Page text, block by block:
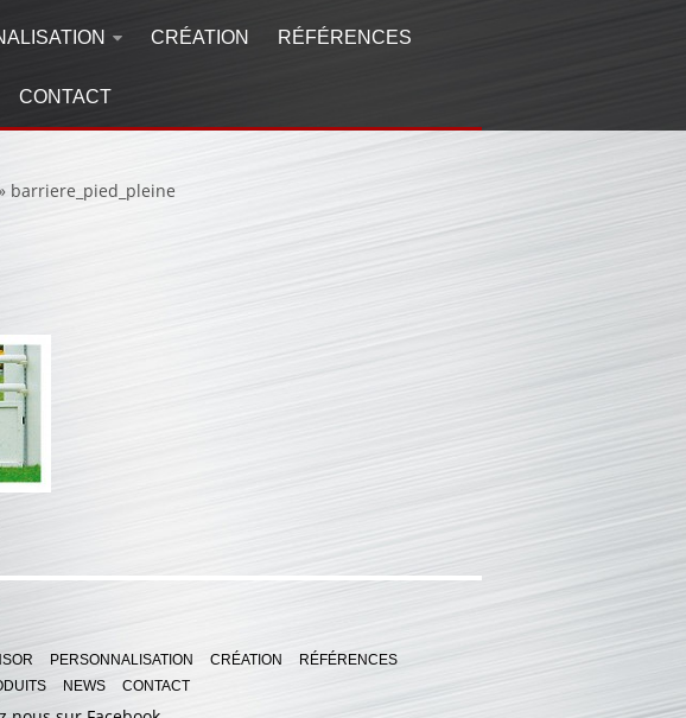
CRÉATION RÉFÉRENCES
CONTACT
barriere_pied_pleine
PERSONNALISATION CRÉATION
RÉFÉRENCES
NEWS CONTACT